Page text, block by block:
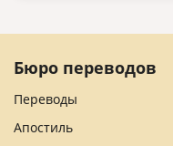
Бюро переводов
Переводы
Апостиль